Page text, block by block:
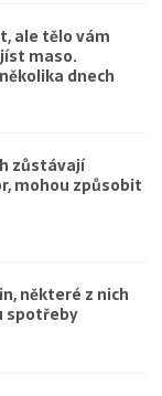
ale tělo vám
maso.
dnech
zůstávají
mohou způsobit
některé z nich
spotřeby